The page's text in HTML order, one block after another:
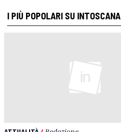
I PIÙ POPOLARI SU INTOSCANA